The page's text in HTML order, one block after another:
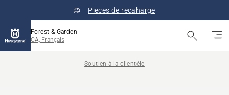
Pieces de recaharge
Forest & Garden
CA, Français
Soutien à la clientèle